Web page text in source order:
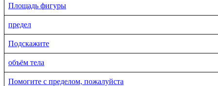
Площадь фигуры
предел
Подскажите
объём тела
Помогите с пределом, пожалуйста